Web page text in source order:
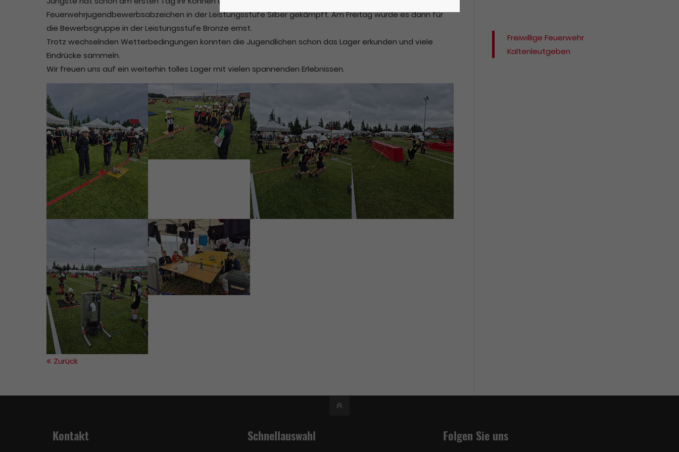
Lorem ipsum dolor sit amet:
24h/ 365days
We offer support for our customers
Mon - Fri 8:00am - 5:00pm(GMT
+1)
Get in touch
Cybersteel Inc.
376-293 City Road, Suite 600
San Francisco, CA 94102
Have any questions?
Drop us a line
info@yourdomain.com
About us
Lorem ipsum dolor sit amet,
consectetuer adipiscing elit.
Feuerwehrjugendbewerbsabzeichen in der Leistungsstufe Silber gekämpft. Am Freitag wurde es dann für
die Bewerbsgruppe in der Leistungsstufe Bronze ernst.
Trotz wechselnden Wetterbedingungen konnten die Jugendlichen schon das Lager erkunden und viele
Eindrücke sammeln.
Wir freuen uns auf ein weiterhin tolles Lager mit vielen spannenden Erlebnissen.
Zurück
Freiwillige Feuerwehr
Kaltenleutgeben
Kontakt Schnellauswahl Folgen Sie uns